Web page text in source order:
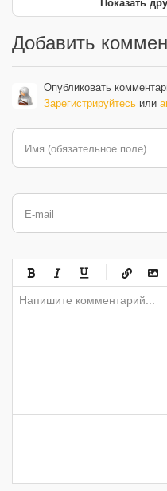
Показать
Добавить
Опубликовать
Зарегистрируйтесь или
Имя (обязательное поле)
E-mail
-